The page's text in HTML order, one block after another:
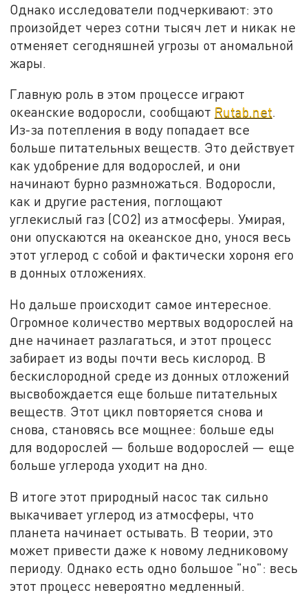
Однако исследователи подчеркивают: это
произойдет через сотни тысяч лет и никак не
отменяет сегодняшней угрозы от аномальной
жары.
Главную роль в этом процессе играют
океанские водоросли, сообщают Rutab.net.
Из-за потепления в воду попадает все
больше питательных веществ. Это действует
как удобрение для водорослей, и они
начинают бурно размножаться. Водоросли,
как и другие растения, поглощают
углекислый газ (CO2) из атмосферы. Умирая,
они опускаются на океанское дно, унося весь
этот углерод с собой и фактически хороня его
в донных отложениях.
Но дальше происходит самое интересное.
Огромное количество мертвых водорослей на
дне начинает разлагаться, и этот процесс
забирает из воды почти весь кислород. В
бескислородной среде из донных отложений
высвобождается еще больше питательных
веществ. Этот цикл повторяется снова и
снова, становясь все мощнее: больше еды
для водорослей — больше водорослей — еще
больше углерода уходит на дно.
В итоге этот природный насос так сильно
выкачивает углерод из атмосферы, что
планета начинает остывать. В теории, это
может привести даже к новому ледниковому
периоду. Однако есть одно большое "но": весь
этот процесс невероятно медленный.